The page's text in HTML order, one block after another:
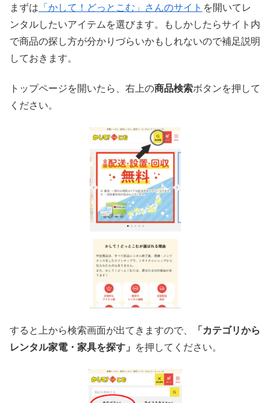
まずは 「かして！どっとこむ」さんのサイト を開いてレ
ンタルしたいアイテムを選びます。もしかしたらサイト内
で商品の探し方が分かりづらいかもしれないので補足説明
しておきます。
トップページを開いたら、右上の商品検索ボタンを押して
ください。
すると上から検索画面が出てきますので、
「カテゴリから
レンタル家電・家具を探す」
を押してください。